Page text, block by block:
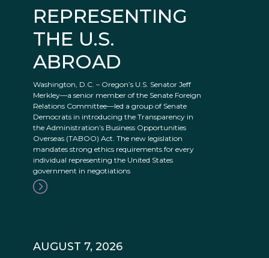
REPRESENTING
THE U.S.
ABROAD
Washington, D.C. – Oregon’s U.S. Senator Jeff
Merkley—a senior member of the Senate Foreign
Relations Committee—led a group of Senate
Democrats in introducing the Transparency in
the Administration’s Business Opportunities
Overseas (TABOO) Act. The new legislation
mandates strong ethics requirements for every
individual representing the United States
government in negotiations
AUGUST 7, 2026